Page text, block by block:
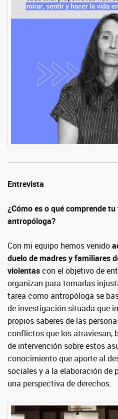
Entrevista
¿Cómo es o qué comprende
antropóloga?
Con mi equipo hemos venido
duelo de madres y familiares
violentascon el objetivo de
organizan para tornarlas
tarea como antropóloga se
de investigación situada que
propios saberes de las
conflictos que los atraviesan,
de intervención sobre estos
conocimiento que aporte al
sociales y a la elaboración de
una perspectiva de derechos.